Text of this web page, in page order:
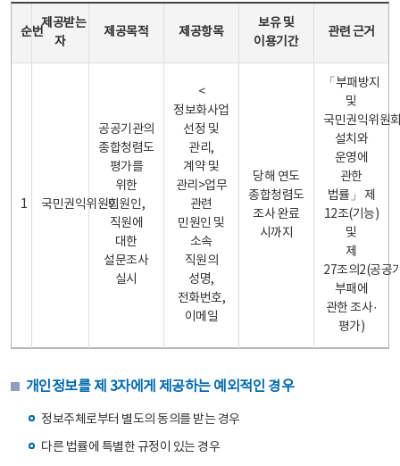
순번
제공받는
자
제공목적 제공항목
보유 및
이용기간
관련 근거
1 국민권익위원회
공공기관의
종합청렴도
평가를
위한
민원인,
직원에
대한
설문조사
실시
<
정보화사업
선정 및
관리,
계약 및
관리>업무
관련
민원인 및
소속
직원의
성명,
전화번호,
이메일
당해 연도
종합청렴도
조사 완료
시까지
「부패방지
및
국민권익위원
설치와
운영에
관한
법률」 제
12조(기능)
및
제
27조의2(공공
부패에
관한 조사·
평가)
개인정보를 제 3자에게 제공하는 예외적인 경우
정보주체로부터 별도의 동의를 받는 경우
다른 법률에 특별한 규정이 있는 경우